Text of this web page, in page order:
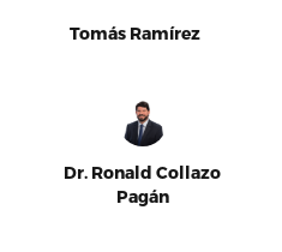
Tomás Ramírez
Dr. Ronald Collazo
Pagán